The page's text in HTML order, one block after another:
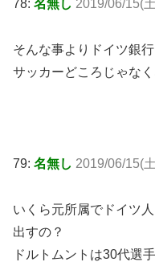
78: 名無し 2019/06/15(
そんな事よりドイツ銀
サッカーどころじゃな
79: 名無し 2019/06/15(
いくら元所属でドイツ
出すの？
ドルトムントは30代選